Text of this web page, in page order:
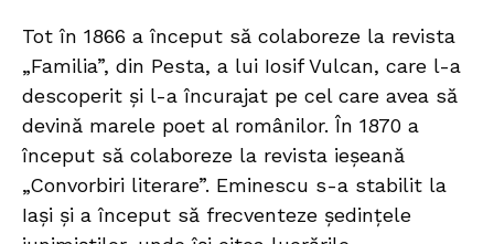
Tot în 1866 a început să colaboreze la revista
„Familia”, din Pesta, a lui Iosif Vulcan, care l-a
descoperit şi l-a încurajat pe cel care avea să
devină marele poet al românilor. În 1870 a
început să colaboreze la revista ieșeană
„Convorbiri literare”. Eminescu s-a stabilit la
Iași și a început să frecventeze ședințele